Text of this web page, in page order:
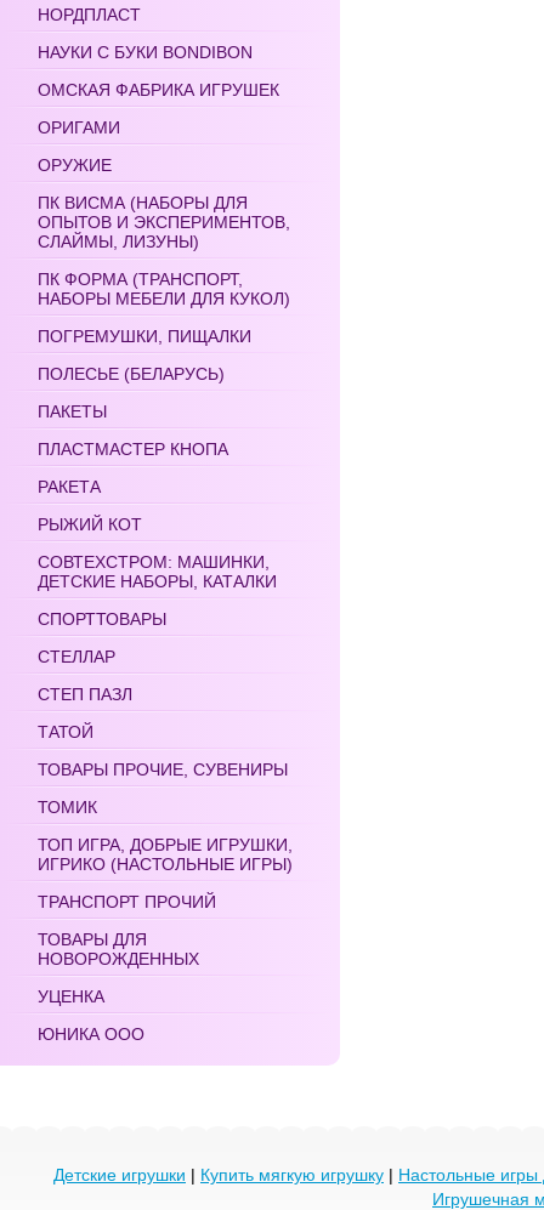
НОРДПЛАСТ
НАУКИ С БУКИ BONDIBON
ОМСКАЯ ФАБРИКА ИГРУШЕК
ОРИГАМИ
ОРУЖИЕ
ПК ВИСМА (НАБОРЫ ДЛЯ
ОПЫТОВ И ЭКСПЕРИМЕНТОВ,
СЛАЙМЫ, ЛИЗУНЫ)
ПК ФОРМА (ТРАНСПОРТ,
НАБОРЫ МЕБЕЛИ ДЛЯ КУКОЛ)
ПОГРЕМУШКИ, ПИЩАЛКИ
ПОЛЕСЬЕ (БЕЛАРУСЬ)
ПАКЕТЫ
ПЛАСТМАСТЕР КНОПА
РАКЕТА
РЫЖИЙ КОТ
СОВТЕХСТРОМ: МАШИНКИ,
ДЕТСКИЕ НАБОРЫ, КАТАЛКИ
СПОРТТОВАРЫ
СТЕЛЛАР
СТЕП ПАЗЛ
ТАТОЙ
ТОВАРЫ ПРОЧИЕ, СУВЕНИРЫ
ТОМИК
ТОП ИГРА, ДОБРЫЕ ИГРУШКИ,
ИГРИКО (НАСТОЛЬНЫЕ ИГРЫ)
ТРАНСПОРТ ПРОЧИЙ
ТОВАРЫ ДЛЯ
НОВОРОЖДЕННЫХ
УЦЕНКА
ЮНИКА ООО
Детские игрушки | Купить мягкую игрушку | Настольные игры
Игрушечная